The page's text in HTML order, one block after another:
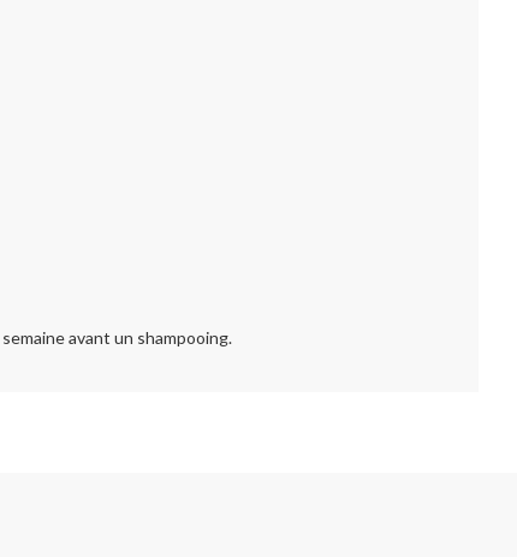
avant un shampooing.